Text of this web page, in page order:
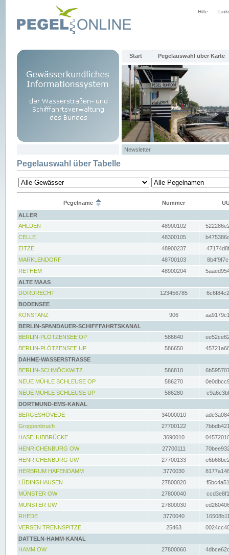
Hilfe
Start Pegelauswahl über Karte
Newsletter
Pegelauswahl über Tabelle
Pegelname Nummer
ALLER
AHLDEN
48900102
CELLE
48300105
EITZE
48900237
MARKLENDORF
48700103
RETHEM
48900204
ALTE MAAS
DORDRECHT
123456785
BODENSEE
KONSTANZ
906
BERLIN-SPANDAUER-SCHIFFFAHRTSKANAL
BERLIN-PLÖTZENSEE OP
586640
BERLIN-PLÖTZENSEE UP
586650
DAHME-WASSERSTRASSE
BERLIN-SCHMÖCKWITZ
586810
NEUE MÜHLE SCHLEUSE OP
586270
NEUE MÜHLE SCHLEUSE UP
586280
DORTMUND-EMS-KANAL
BERGESHÖVEDE
34000010
Groppenbruch
27700122
HASEHUBBRÜCKE
3690010
HENRICHENBURG OW
27700111
HENRICHENBURG UW
27700133
HERBRUM HAFENDAMM
3770030
LÜDINGHAUSEN
27800020
MÜNSTER OW
27800040
MÜNSTER UW
27800030
RHEDE
3770040
VERSEN TRENNSPITZE
25463
DATTELN-HAMM-KANAL
HAMM OW
27800060